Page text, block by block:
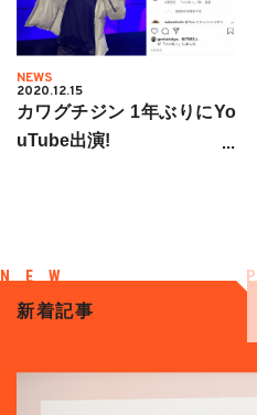
NEWS
2020.12.15
カワグチジン 1年ぶりにYo
uTube出演!
新着記事